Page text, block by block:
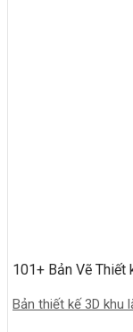
101+ Bản Vẽ Thiết
Bản thiết kế 3D khu